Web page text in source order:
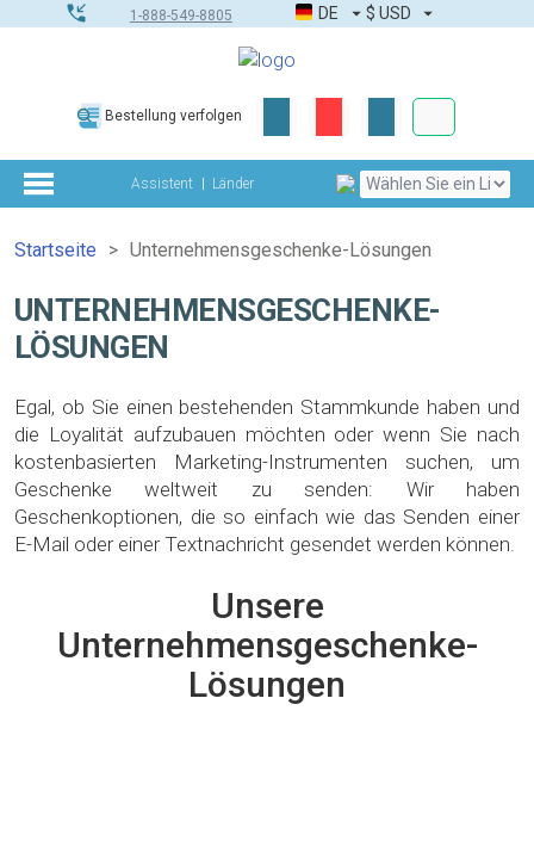
1-888-549-8805 DE $ USD
Bestellung verfolgen
Assistent Länder
Startseite Unternehmensgeschenke-Lösungen
UNTERNEHMENSGESCHENKE-
LÖSUNGEN
Egal, ob Sie einen bestehenden Stammkunde haben und
die Loyalität aufzubauen möchten oder wenn Sie nach
kostenbasierten Marketing-Instrumenten suchen, um
Geschenke weltweit zu senden: Wir haben
Geschenkoptionen, die so einfach wie das Senden einer
E-Mail oder einer Textnachricht gesendet werden können.
Unsere
Unternehmensgeschenke-
Lösungen